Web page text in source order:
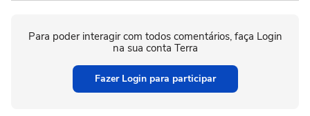
Para poder interagir com todos comentários, faça Login
na sua conta Terra
Fazer Login para participar